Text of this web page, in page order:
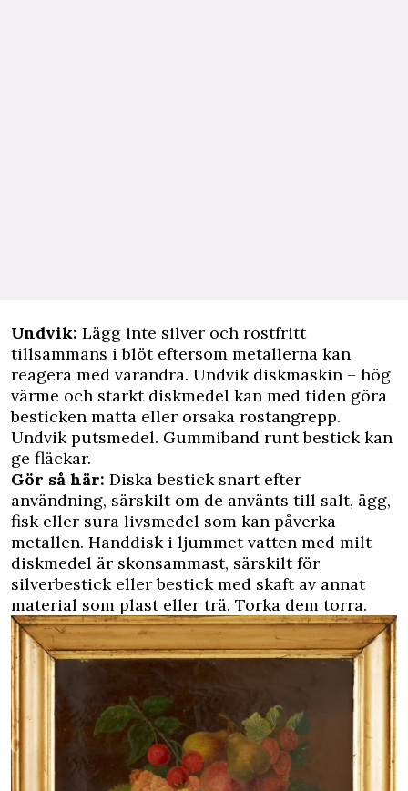
Undvik: Lägg inte silver och rostfritt
tillsammans i blöt eftersom metallerna kan
reagera med varandra. Undvik diskmaskin – hög
värme och starkt diskmedel kan med tiden göra
besticken matta eller orsaka rostangrepp.
Undvik putsmedel. Gummiband runt bestick kan
ge fläckar.
Gör så här: Diska bestick snart efter
användning, särskilt om de använts till salt, ägg,
fisk eller sura livsmedel som kan påverka
metallen. Handdisk i ljummet vatten med milt
diskmedel är skonsammast, särskilt för
silverbestick eller bestick med skaft av annat
material som plast eller trä. Torka dem torra.